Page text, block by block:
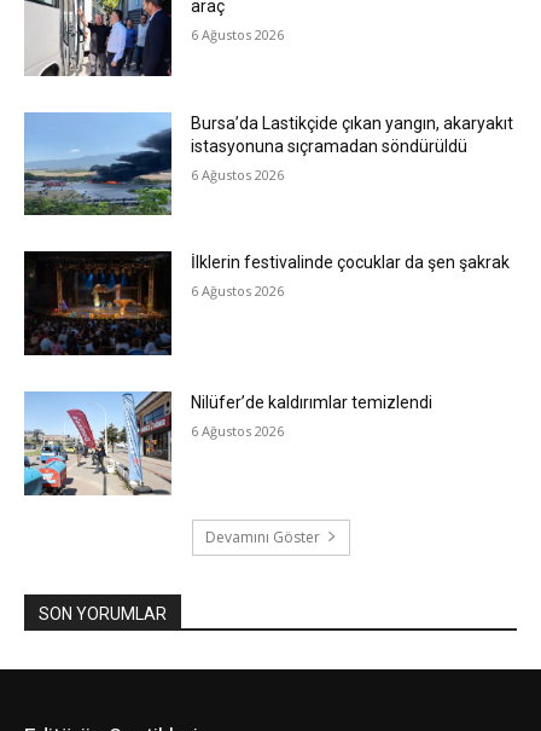
araç
6 Ağustos 2026
Bursa’da Lastikçide çıkan yangın, akaryakıt
istasyonuna sıçramadan söndürüldü
6 Ağustos 2026
İlklerin festivalinde çocuklar da şen şakrak
6 Ağustos 2026
Nilüfer’de kaldırımlar temizlendi
6 Ağustos 2026
Devamını Göster
SON YORUMLAR